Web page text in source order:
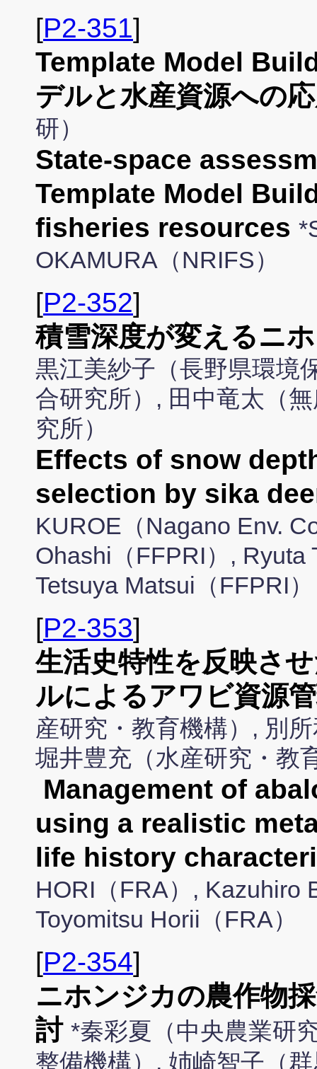
[P2-351]
Template Model
デルと水産資源への
研）
State-space
Template Model
fisheries resources
OKAMURA（NRIFS）
[P2-352]
積雪深度が変えるニ
黒江美紗子（長野県環境
合研究所）, 田中竜太（
究所）
Effects of snow
selection by sika
KUROE（Nagano Env.
Ohashi（FFPRI）, Ryuta
Tetsuya Matsui（FFPRI）
[P2-353]
生活史特性を反映さ
ルによるアワビ資源
産研究・教育機構）, 別
堀井豊充（水産研究・教
Management of
using a realistic
life history
HORI（FRA）, Kazuhiro
Toyomitsu Horii（FRA）
[P2-354]
ニホンジカの農作物
討 *秦彩夏（中央農業研
整備機構）, 姉崎智子（